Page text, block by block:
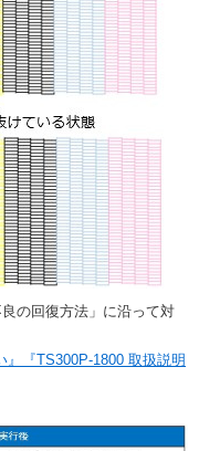
の回復方法」に沿って対
『TS300P-1800 取扱説明